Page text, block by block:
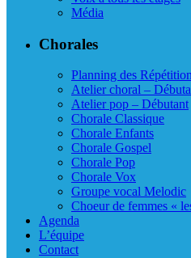
Média
Chorales
Planning des
Atelier choral –
Atelier pop – Débutant
Chorale Classique
Chorale Enfants
Chorale Gospel
Chorale Pop
Chorale Vox
Groupe vocal Melodic
Choeur de femmes «
Agenda
L’équipe
Contact